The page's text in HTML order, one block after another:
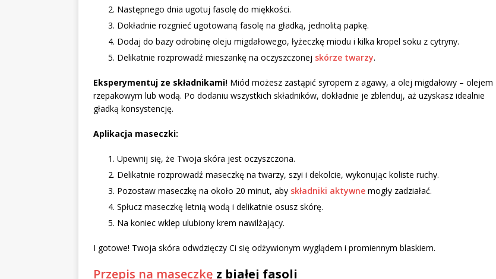
Następnego dnia ugotuj fasolę do miękkości.
Dokładnie rozgnieć ugotowaną fasolę na gładką, jednolitą papkę.
Dodaj do bazy odrobinę oleju migdałowego, łyżeczkę miodu i kilka kropel soku z cytryny.
Delikatnie rozprowadź mieszankę na oczyszczonej skórze twarzy.
Eksperymentuj ze składnikami! Miód możesz zastąpić syropem z agawy, a olej migdałowy – olejem
rzepakowym lub wodą. Po dodaniu wszystkich składników, dokładnie je zblenduj, aż uzyskasz idealnie
gładką konsystencję.
Aplikacja maseczki:
Upewnij się, że Twoja skóra jest oczyszczona.
Delikatnie rozprowadź maseczkę na twarzy, szyi i dekolcie, wykonując koliste ruchy.
Pozostaw maseczkę na około 20 minut, aby składniki aktywne mogły zadziałać.
Spłucz maseczkę letnią wodą i delikatnie osusz skórę.
Na koniec wklep ulubiony krem nawilżający.
I gotowe! Twoja skóra odwdzięczy Ci się odżywionym wyglądem i promiennym blaskiem.
Przepis na maseczkę z białej fasoli